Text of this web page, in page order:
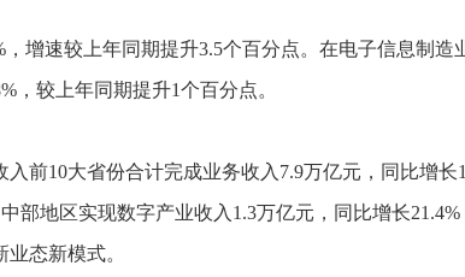
速较上年同期提升3.5个百分点。在电子信息制造
，较上年同期提升1个百分点。
10大省份合计完成业务收入7.9万亿元，同比增长
部地区实现数字产业收入1.3万亿元，同比增长
态新模式。